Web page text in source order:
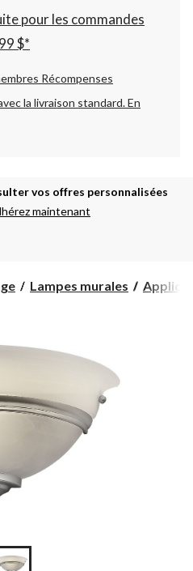
pour les commandes
$*
Récompenses
la livraison standard.En
vos offres personnalisées
maintenant
Lampes murales